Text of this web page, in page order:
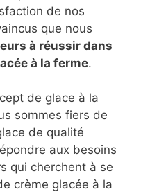
de nos
que nous
à réussir dans
à la ferme.
de glace à la
sommes fiers de
de qualité
aux besoins
qui cherchent à se
crème glacée à la